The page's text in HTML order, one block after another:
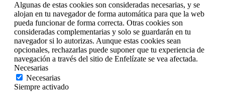
Algunas de estas cookies son consideradas necesarias, y se
alojan en tu navegador de forma automática para que la web
pueda funcionar de forma correcta. Otras cookies son
consideradas complementarias y solo se guardarán en tu
navegador si lo autorizas. Aunque estas cookies sean
opcionales, rechazarlas puede suponer que tu experiencia de
navegación a través del sitio de Enfelízate se vea afectada.
Necesarias
Necesarias
Siempre activado